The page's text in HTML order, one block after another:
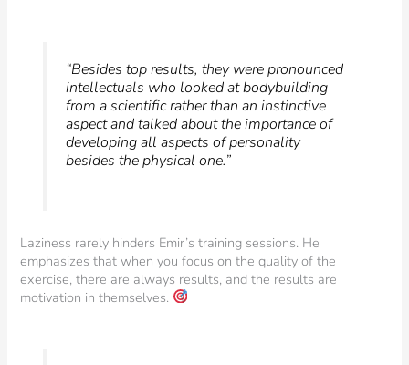
“Besides top results, they were pronounced
intellectuals who looked at bodybuilding
from a scientific rather than an instinctive
aspect and talked about the importance of
developing all aspects of personality
besides the physical one.”
Laziness rarely hinders Emir’s training sessions. He
emphasizes that when you focus on the quality of the
exercise, there are always results, and the results are
motivation in themselves.